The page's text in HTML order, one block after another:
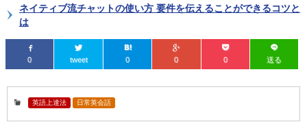
ネイティブ流チャットの使い方 要件を伝えることができるコツと
は
0 tweet 0 0 0 送る
英語上達法 日常英会話